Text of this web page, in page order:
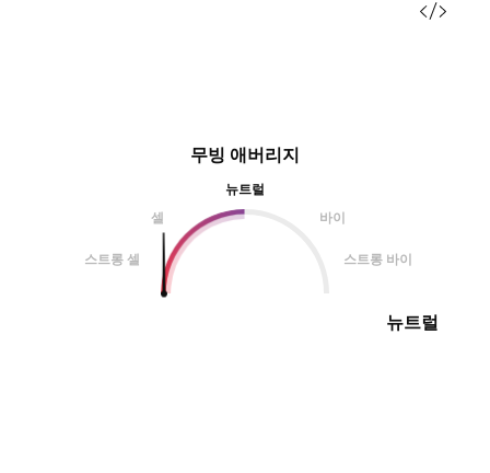
무빙 애버리지
뉴트럴
셀
바이
스트롱 셀 스트롱 바이
뉴트럴